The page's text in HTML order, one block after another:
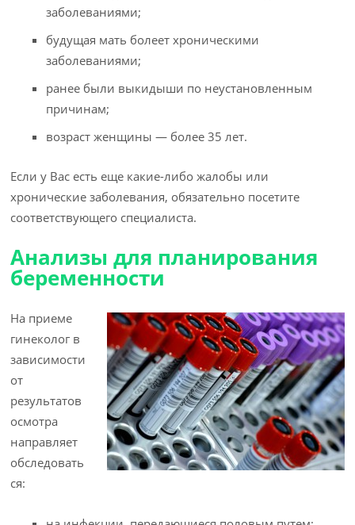
заболеваниями;
будущая мать болеет хроническими
заболеваниями;
ранее были выкидыши по неустановленным
причинам;
возраст женщины — более 35 лет.
Если у Вас есть еще какие-либо жалобы или
хронические заболевания, обязательно посетите
соответствующего специалиста.
Анализы для планирования
беременности
На приеме
гинеколог в
зависимости
от
результатов
осмотра
направляет
обследовать
ся: